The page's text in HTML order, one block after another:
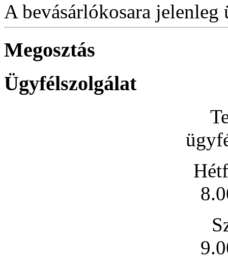
A bevásárlókosara jelenleg
Megosztás
Ügyfélszolgálat